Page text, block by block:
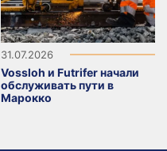
31.07.2026
Vossloh и Futrifer начали
обслуживать пути в
Марокко